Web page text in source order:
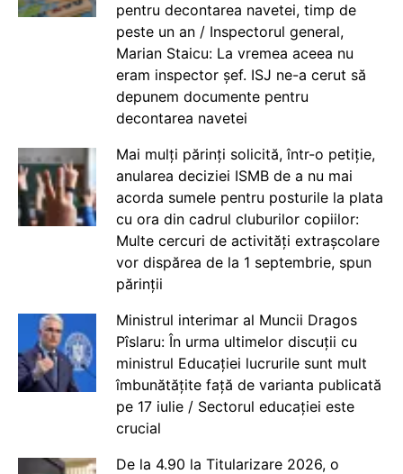
pentru decontarea navetei, timp de
peste un an / Inspectorul general,
Marian Staicu: La vremea aceea nu
eram inspector șef. ISJ ne-a cerut să
depunem documente pentru
decontarea navetei
Mai mulți părinți solicită, într-o petiție,
anularea deciziei ISMB de a nu mai
acorda sumele pentru posturile la plata
cu ora din cadrul cluburilor copiilor:
Multe cercuri de activități extrașcolare
vor dispărea de la 1 septembrie, spun
părinții
Ministrul interimar al Muncii Dragos
Pîslaru: În urma ultimelor discuții cu
ministrul Educației lucrurile sunt mult
îmbunătățite față de varianta publicată
pe 17 iulie / Sectorul educației este
crucial
De la 4.90 la Titularizare 2026, o